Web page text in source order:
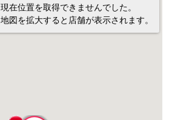
現在位置を取得できませんでした。
地図を拡大すると店舗が表示されます。